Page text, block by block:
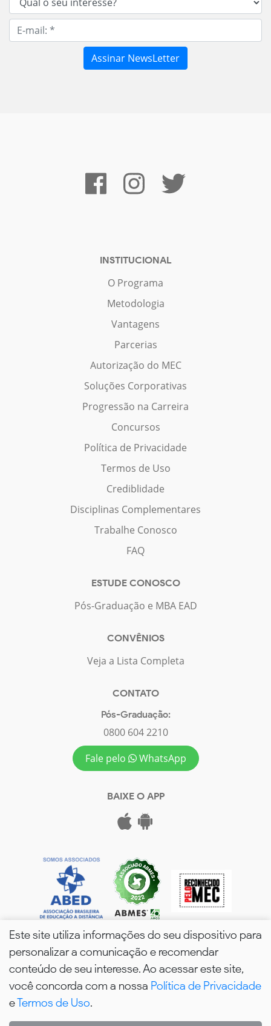
INSTITUCIONAL
O Programa
Metodologia
Vantagens
Parcerias
Autorização do MEC
Soluções Corporativas
Progressão na Carreira
Concursos
Política de Privacidade
Termos de Uso
Crediblidade
Disciplinas Complementares
Trabalhe Conosco
FAQ
ESTUDE CONOSCO
Pós-Graduação e MBA EAD
CONVÊNIOS
Veja a Lista Completa
CONTATO
Pós-Graduação:
0800 604 2210
Fale pelo
WhatsApp
BAIXE O APP
wPós - 2026. Todos os Direitos Reservados.
Este site utiliza informações do seu dispositivo para
personalizar a comunicação e recomendar
conteúdo de seu interesse. Ao acessar este site,
você concorda com a nossa Política de Privacidade
eTermos de Uso.